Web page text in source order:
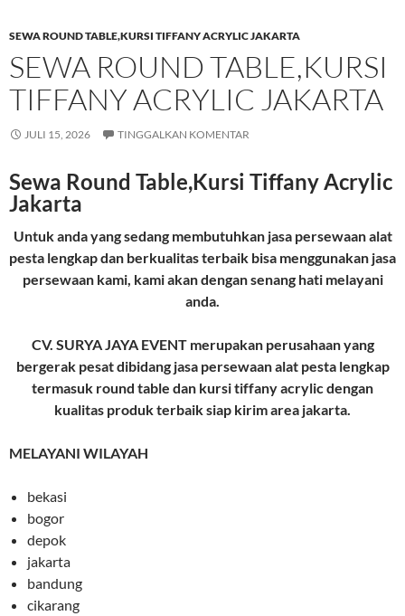
SEWA ROUND TABLE,KURSI TIFFANY ACRYLIC JAKARTA
SEWA ROUND TABLE,KURSI
TIFFANY ACRYLIC JAKARTA
JULI 15, 2026 TINGGALKAN KOMENTAR
Sewa Round Table,Kursi Tiffany Acrylic
Jakarta
Untuk anda yang sedang membutuhkan jasa persewaan alat
pesta lengkap dan berkualitas terbaik bisa menggunakan jasa
persewaan kami, kami akan dengan senang hati melayani
anda.
CV. SURYA JAYA EVENT merupakan perusahaan yang
bergerak pesat dibidang jasa persewaan alat pesta lengkap
termasuk round table dan kursi tiffany acrylic dengan
kualitas produk terbaik siap kirim area jakarta.
MELAYANI WILAYAH
bekasi
bogor
depok
jakarta
bandung
cikarang